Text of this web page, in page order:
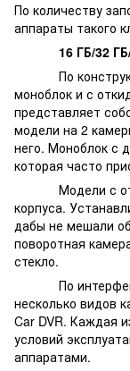
По количеству
аппараты такого
16 ГБ/32
По
моноблок и с
представляет
модели на 2
него. Моноблок с
которая часто
Модели с
корпуса.
дабы не мешали
поворотная
стекло.
По
несколько видов
Car DVR. Каждая
условий
аппаратами.